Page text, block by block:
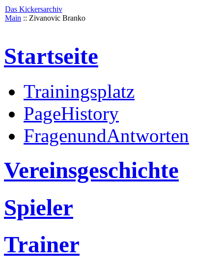
Das Kickersarchiv
Main :: Zivanovic Branko
Startseite
Trainingsplatz
PageHistory
FragenundAntworten
Vereinsgeschichte
Spieler
Trainer